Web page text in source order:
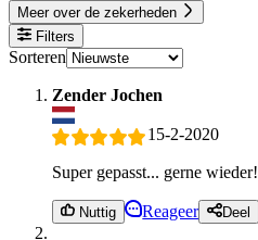
Meer over de zekerheden
Filters
Sorteren
Zender Jochen
15-2-2020
Super gepasst... gerne wieder!
Nuttig Reageer Deel